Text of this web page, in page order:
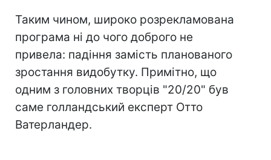
Таким чином, широко розрекламована
програма ні до чого доброго не
привела: падіння замість планованого
зростання видобутку. Примітно, що
одним з головних творців "20/20" був
саме голландський експерт Отто
Ватерландер.